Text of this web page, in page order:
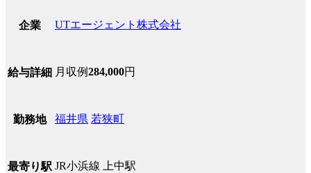
企業 UTエージェント株式会社
給与詳細 月収例284,000円
勤務地 福井県 若狭町
最寄り駅 JR小浜線 上中駅